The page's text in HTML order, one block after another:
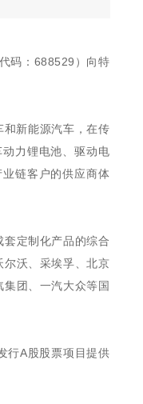
码：688529）向特
新能源汽车，在传
力锂电池、驱动电
链客户的供应商体
定制化产品的综合
沃、采埃孚、北京
团、一汽大众等国
行A股股票项目提供